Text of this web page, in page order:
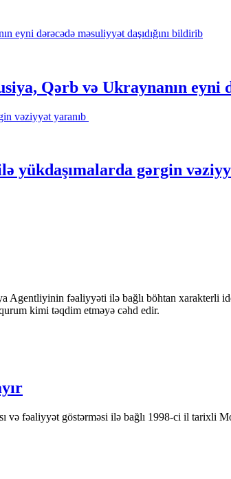
Qərb və Ukraynanın eyni
yükdaşımalarda gərgin
Agentliyinin fəaliyyəti ilə bağlı böhtan
kimi təqdim etməyə cəhd edir.
fəaliyyət göstərməsi ilə bağlı 1998-ci il tarixli